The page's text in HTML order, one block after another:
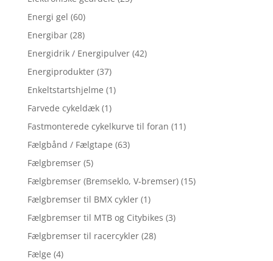
Energi gel (60)
Energibar (28)
Energidrik / Energipulver (42)
Energiprodukter (37)
Enkeltstartshjelme (1)
Farvede cykeldæk (1)
Fastmonterede cykelkurve til foran (11)
Fælgbånd / Fælgtape (63)
Fælgbremser (5)
Fælgbremser (Bremseklo, V-bremser) (15)
Fælgbremser til BMX cykler (1)
Fælgbremser til MTB og Citybikes (3)
Fælgbremser til racercykler (28)
Fælge (4)